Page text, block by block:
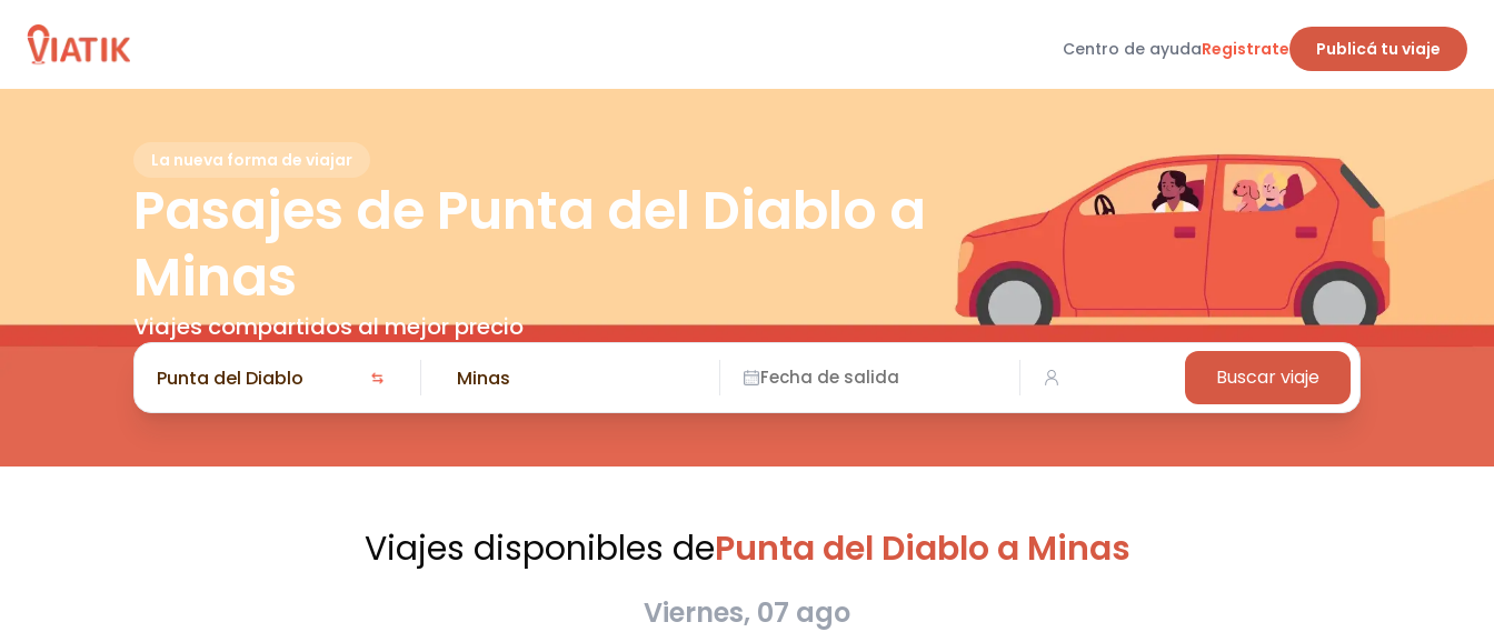
Centro de ayudaRegistrate Publicá tu viaje
La nueva forma de viajar
Pasajes de Punta del Diablo a
Minas
Viajes compartidos al mejor precio
Fecha de salida Buscar viaje
Viajes disponibles dePunta del Diablo a Minas
Viernes, 07 ago